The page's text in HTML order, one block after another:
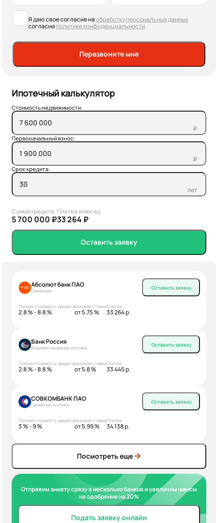
Я даю свое согласие наобработку персональных данных
согласнополитике конфиденциальности
Перезвоните мне
Ипотечный калькулятор
Стоимость недвижимости:
₽
Первоначальный взнос:
₽
Срок кредита:
лет
Сумма кредита:
5 700 000 ₽
Платеж в месяц:
33 264 ₽
Оставить заявку
Абсолют банк ПАО
Семейная
Полная стоимость кредита
2.8 % - 8.8 %
Базовая ставка
от 5.75 %
Платеж
33 264 р.
Оставить заявку
Банк Россия
Военная семейная ипотека
Полная стоимость кредита
2.8 % - 8.8 %
Базовая ставка
от 5.8 %
Платеж
33 445 р.
Оставить заявку
СОВКОМБАНК ПАО
Семейная ипотека
Полная стоимость кредита
3 % - 9 %
Базовая ставка
от 5.99 %
Платеж
34 138 р.
Оставить заявку
Посмотреть еще
Отправим анкету сразу в несколько банков и увеличим шансы
на одобрение на 20%
Подать заявку онлайн